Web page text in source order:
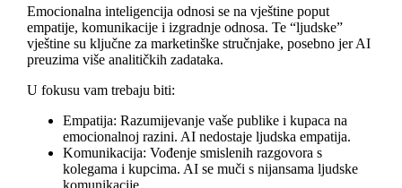
Emocionalna inteligencija odnosi se na vještine poput
empatije, komunikacije i izgradnje odnosa. Te “ljudske”
vještine su ključne za marketinške stručnjake, posebno jer AI
preuzima više analitičkih zadataka.
U fokusu vam trebaju biti:
Empatija: Razumijevanje vaše publike i kupaca na
emocionalnoj razini. AI nedostaje ljudska empatija.
Komunikacija: Vođenje smislenih razgovora s
kolegama i kupcima. AI se muči s nijansama ljudske
komunikacije.